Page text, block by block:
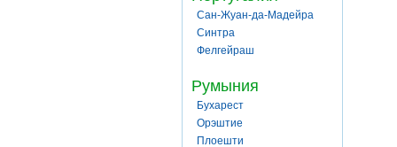
Сан-Жуан-да-Мадейра
Синтра
Фелгейраш
Румыния
Бухарест
Орэштие
Плоешти